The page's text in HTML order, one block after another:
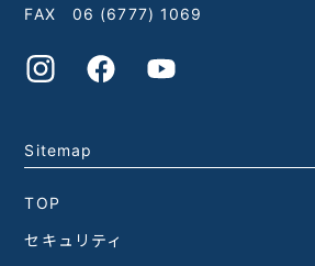
FAX 06 (6777) 1069
Sitemap
TOP
セキュリティ